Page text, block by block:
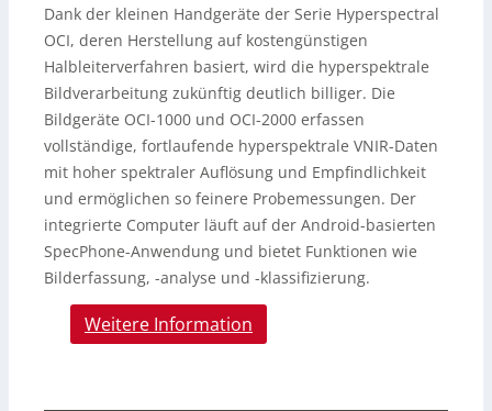
Dank der kleinen Handgeräte der Serie Hyperspectral
OCI, deren Herstellung auf kostengünstigen
Halbleiterverfahren basiert, wird die hyperspektrale
Bildverarbeitung zukünftig deutlich billiger. Die
Bildgeräte OCI-1000 und OCI-2000 erfassen
vollständige, fortlaufende hyperspektrale VNIR-Daten
mit hoher spektraler Auflösung und Empfindlichkeit
und ermöglichen so feinere Probemessungen. Der
integrierte Computer läuft auf der Android-basierten
SpecPhone-Anwendung und bietet Funktionen wie
Bilderfassung, -analyse und -klassifizierung.
Weitere Information